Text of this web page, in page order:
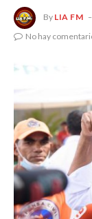
By LIA FM
No hay